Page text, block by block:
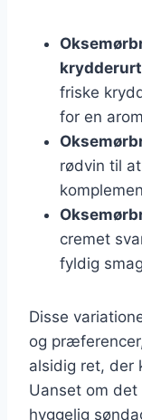
friske
for en
rødvin til
cremet
fyldig
Disse
og
alsidig ret, der
Uanset om
hyggelig